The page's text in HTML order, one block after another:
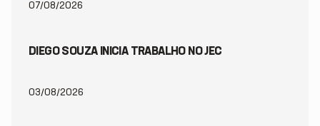
07/08/2026
DIEGO SOUZA INICIA TRABALHO NO JEC
03/08/2026